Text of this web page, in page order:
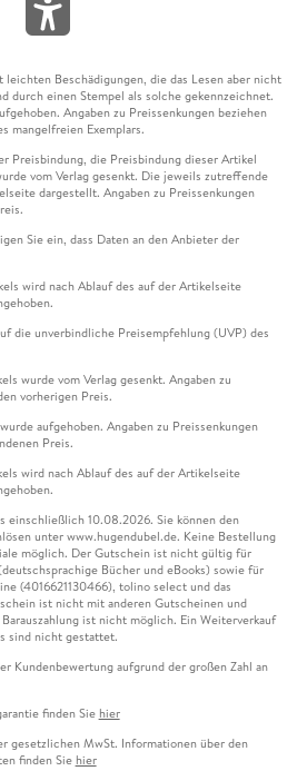
Beschädigungen, die das Lesen aber nicht
durch einen Stempel als solche gekennzeichnet.
Angaben zu Preissenkungen beziehen
mangelfreien Exemplars.
Preisbindung, die Preisbindung dieser Artikel
vom Verlag gesenkt. Die jeweils zutreffende
dargestellt. Angaben zu Preissenkungen
Sie ein, dass Daten an den Anbieter der
wird nach Ablauf des auf der Artikelseite
die unverbindliche Preisempfehlung (UVP) des
wurde vom Verlag gesenkt. Angaben zu
vorherigen Preis.
aufgehoben. Angaben zu Preissenkungen
Preis.
wird nach Ablauf des auf der Artikelseite
einschließlich 10.08.2026. Sie können den
unter www.hugendubel.de. Keine Bestellung
möglich. Der Gutschein ist nicht gültig für
Bücher und eBooks) sowie für
(4016621130466), tolino select und das
ist nicht mit anderen Gutscheinen und
ist nicht möglich. Ein Weiterverkauf
sind nicht gestattet.
Kundenbewertung aufgrund der großen Zahl an
finden Sie hier
gesetzlichen MwSt. Informationen über den
finden Sie hier